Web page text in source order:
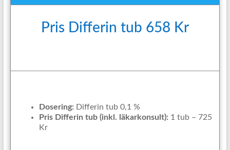
Pris Differin tub 658 Kr
Dosering: Differin tub 0,1 %
Pris Differin tub (inkl. läkarkonsult): 1 tub – 725
Kr